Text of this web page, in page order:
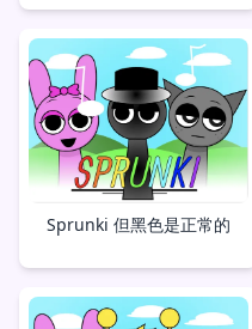
Sprunki 但黑色是正常的